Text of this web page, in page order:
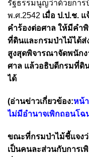
รัฐธรรมนูญว่าด้วยการ
พ.ศ.2542 เมื่อ ป.ป.ช.
คำร้องต่อศาล ให้มีคำ
ที่ดินและกรมป่าไม้ได้ส่
สูงสุดพิจารณาจัดพนัก
ศาล แล้วอธิบดีกรมที่ดิ
ได้
(อ่านข่าวเกี่ยวข้อง:หน้
ไม่มีอำนาจเพิกถอนโฉ
ขณะที่กรมป่าไม้ชี้แจง
เป็นคนละส่วนกับการ